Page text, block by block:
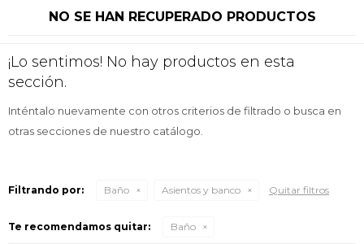
NO SE HAN RECUPERADO PRODUCTOS
¡Lo sentimos! No hay productos en esta
sección.
Inténtalo nuevamente con otros criterios de filtrado o busca en
otras secciones de nuestro catálogo.
Filtrando por: Baño Asientos y banco Quitar filtros
Te recomendamos quitar: Baño